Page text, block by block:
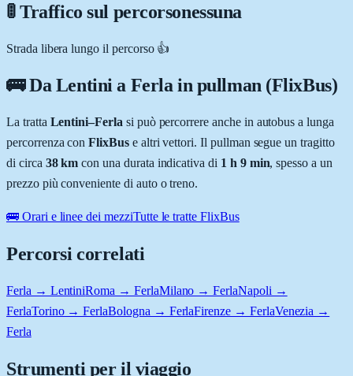
🚦 Traffico sul percorsonessuna
Strada libera lungo il percorso 👍
🚌 DaLentinia Ferlain pullman (FlixBus)
La tratta Lentini–Ferla si può percorrere anche in autobus a lunga
percorrenza conFlixBuse altri vettori. Il pullman segue un tragitto
di circa 38km con una durata indicativa di 1 h 9 min, spesso a un
prezzo più conveniente di auto o treno.
🚌 Orari e linee dei mezziTutte le tratte FlixBus
Percorsi correlati
Ferla → LentiniRoma → FerlaMilano → FerlaNapoli →
FerlaTorino → FerlaBologna → FerlaFirenze → FerlaVenezia →
Ferla
Strumenti per il viaggio